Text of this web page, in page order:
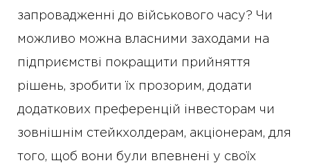
запровадженні до військового часу? Чи
можливо можна власними заходами на
підприємстві покращити прийняття
рішень, зробити їх прозорим, додати
додаткових преференцій інвесторам чи
зовнішнім стейкхолдерам, акціонерам, для
того, щоб вони були впевнені у своїх